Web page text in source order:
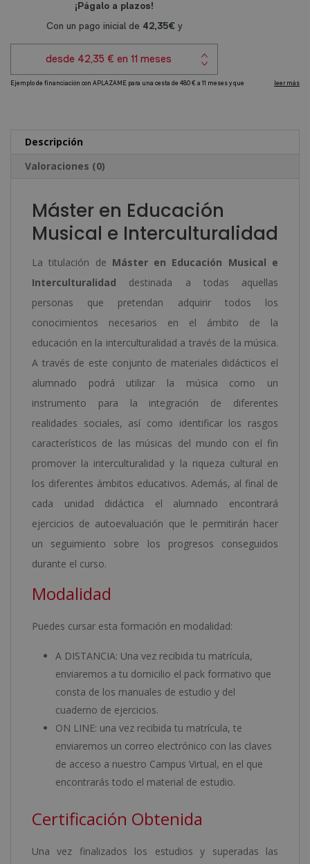
cantidad
t
Descripción
Valoraciones (0)
Máster en Educación
Musical e Interculturalidad
La titulación de Máster en Educación Musical e
Interculturalidad destinada a todas aquellas
personas que pretendan adquirir todos los
conocimientos necesarios en el ámbito de la
educación en la interculturalidad a través de la música.
A través de este conjunto de materiales didácticos el
alumnado podrá utilizar la música como un
instrumento para la integración de diferentes
realidades sociales, así como identificar los rasgos
característicos de las músicas del mundo con el fin
promover la interculturalidad y la riqueza cultural en
los diferentes ámbitos educativos. Además, al final de
cada unidad didáctica el alumnado encontrará
ejercicios de autoevaluación que le permitirán hacer
un seguimiento sobre los progresos conseguidos
durante el curso.
Modalidad
Puedes cursar esta formación en modalidad:
A DISTANCIA: Una vez recibida tu matrícula,
enviaremos a tu domicilio el pack formativo que
consta de los manuales de estudio y del
cuaderno de ejercicios.
ON LINE: una vez recibida tu matrícula, te
enviaremos un correo electrónico con las claves
de acceso a nuestro Campus Virtual, en el que
encontrarás todo el material de estudio.
Certificación Obtenida
Una vez finalizados los estudios y superadas las